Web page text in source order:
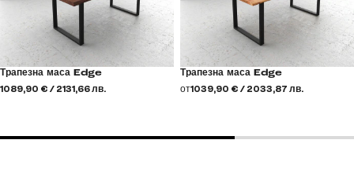
Трапезна маса Edge
1089,90 € / 2131,66 лв.
Трапезна маса Edge
от1039,90 € / 2033,87 лв.